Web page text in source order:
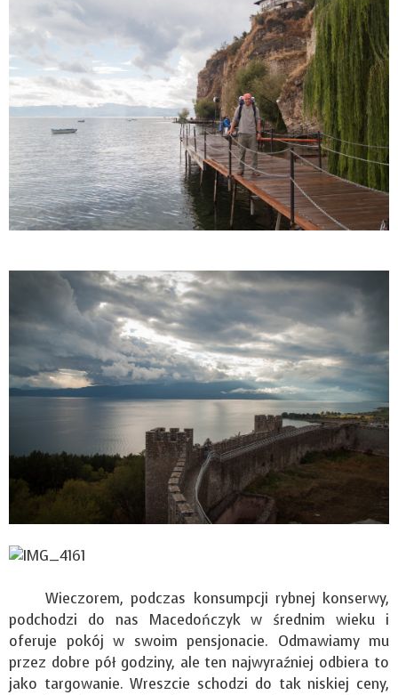
Wieczorem, podczas konsumpcji rybnej konserwy,
podchodzi do nas Macedończyk w średnim wieku i
oferuje pokój w swoim pensjonacie. Odmawiamy mu
przez dobre pół godziny, ale ten najwyraźniej odbiera to
jako targowanie. Wreszcie schodzi do tak niskiej ceny,